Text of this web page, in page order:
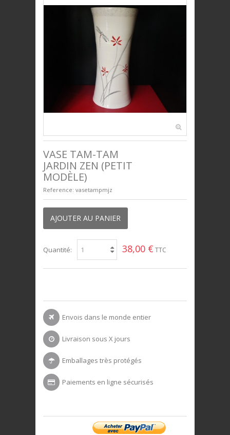
PLAQUES DÉCORATIVES
+
UNIVERS ENFANTS
PRESTIGE
VASE TAM-TAM
JARDIN ZEN (PETIT
MODÈLE)
Reference: vasetampmjz
AJOUTER AU PANIER
Quantité: 38,00 € TTC
Envois dans le monde entier
Livraison sous X jours
Emballages très protégés
Paiements en ligne sécurisés